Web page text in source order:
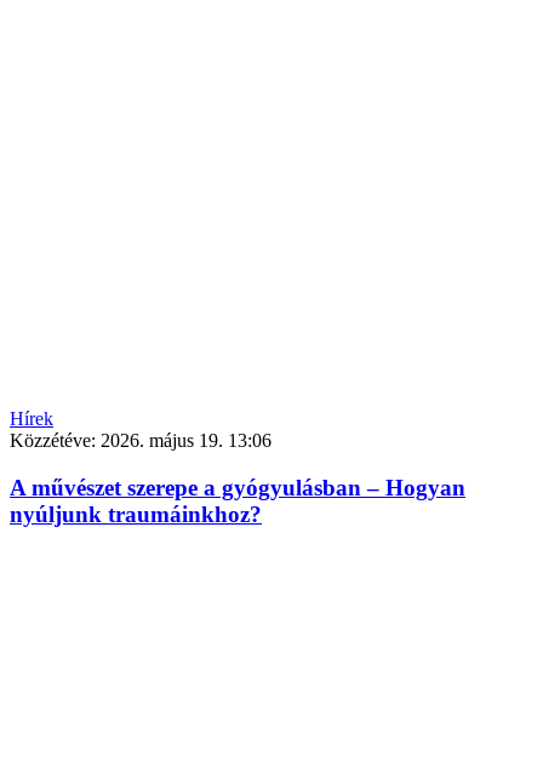
Hírek
Közzétéve: 2026. május 19. 13:06
A művészet szerepe a gyógyulásban – Hogyan
nyúljunk traumáinkhoz?